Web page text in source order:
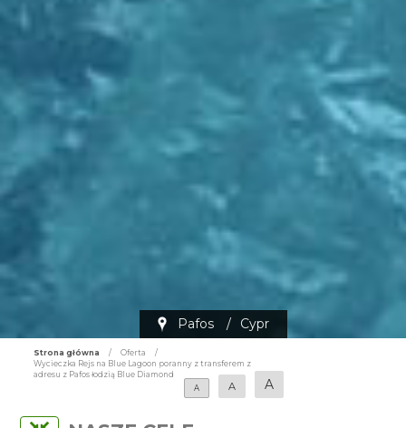
Pafos / Cypr
Strona główna / Oferta
/
Wycieczka Rejs na Blue Lagoon poranny z transferem z
adresu z Pafos łodzią Blue Diamond
A
A A